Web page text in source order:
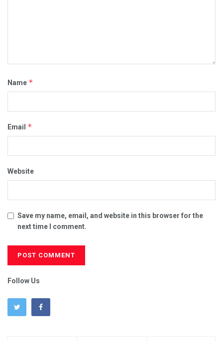
Name *
Email *
Website
Save my name, email, and website in this browser for the
next time I comment.
Follow Us